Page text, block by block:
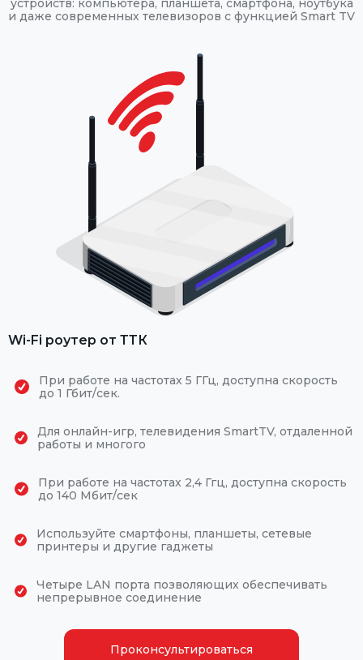
устройств: компьютера, планшета, смартфона, ноутбука
и даже современных телевизоров с функцией Smart TV
Wi-Fi роутер от ТТК
При работе на частотах 5 ГГц, доступна скорость
до 1 Гбит/сек.
Для онлайн-игр, телевидения SmartTV, отдаленной
работы и многого
При работе на частотах 2,4 Ггц, доступна скорость
до 140 Мбит/сек
Используйте смартфоны, планшеты, сетевые
принтеры и другие гаджеты
Четыре LAN порта позволяющих обеспечивать
непрерывное соединение
Проконсультироваться